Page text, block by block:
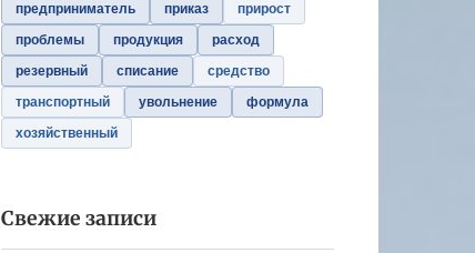
предприниматель
приказ
прирост
проблемы
продукция
расход
резервный
списание
средство
транспортный
увольнение
формула
хозяйственный
Свежие записи